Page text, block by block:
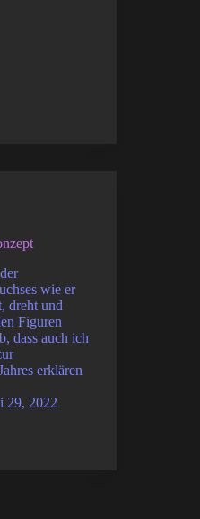
wie er
dreht und
Figuren
dass auch ich
erklären
29, 2022